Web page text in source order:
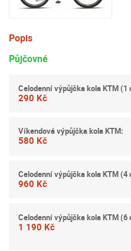
Popis
Půjčovné
Celodenní výpůjčka kola KTM (1
290 Kč
Víkendová výpůjčka kola KTM:
580 Kč
Celodenní výpůjčka kola KTM (4
960 Kč
Celodenní výpůjčka kola KTM (6
1 190 Kč